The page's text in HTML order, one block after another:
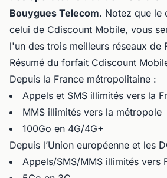
Bouygues Telecom. Notez que le
celui de Cdiscount Mobile, vous
l'un des trois meilleurs réseaux de
Résumé du forfait Cdiscount
Depuis la France métropolitaine :
Appels et SMS illimités vers la
MMS illimités vers la métropole
100Go en 4G/4G+
Depuis l’Union européenne et les
Appels/SMS/MMS illimités vers